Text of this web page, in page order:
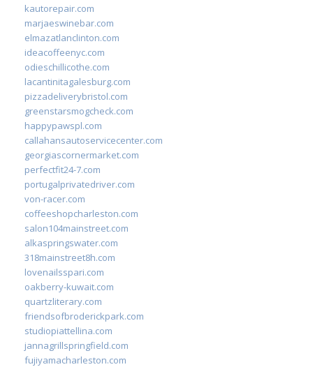
kautorepair.com
marjaeswinebar.com
elmazatlanclinton.com
ideacoffeenyc.com
odieschillicothe.com
lacantinitagalesburg.com
pizzadeliverybristol.com
greenstarsmogcheck.com
happypawspl.com
callahansautoservicecenter.com
georgiascornermarket.com
perfectfit24-7.com
portugalprivatedriver.com
von-racer.com
coffeeshopcharleston.com
salon104mainstreet.com
alkaspringswater.com
318mainstreet8h.com
lovenailsspari.com
oakberry-kuwait.com
quartzliterary.com
friendsofbroderickpark.com
studiopiattellina.com
jannagrillspringfield.com
fujiyamacharleston.com